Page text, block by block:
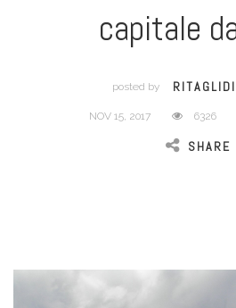
capitale
posted by
NOV 15, 2017 6326
SHARE